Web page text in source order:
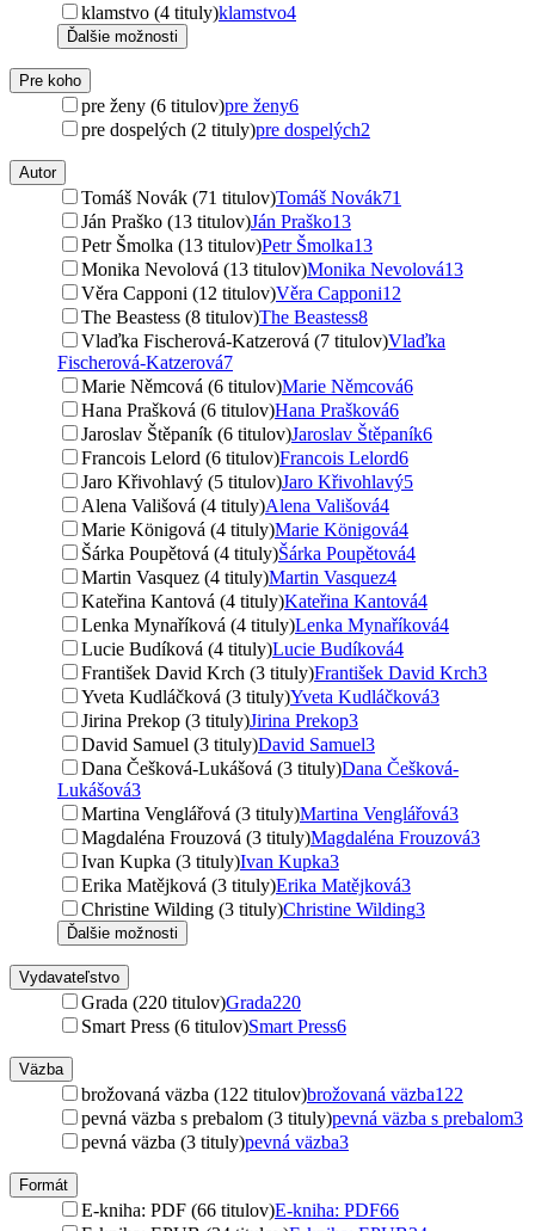
klamstvo (4 tituly)klamstvo4
Ďalšie možnosti
Pre koho
pre ženy (6 titulov)pre ženy6
pre dospelých (2 tituly)pre dospelých2
Autor
Tomáš Novák (71 titulov)Tomáš Novák71
Ján Praško (13 titulov)Ján Praško13
Petr Šmolka (13 titulov)Petr Šmolka13
Monika Nevolová (13 titulov)Monika Nevolová13
Věra Capponi (12 titulov)Věra Capponi12
The Beastess (8 titulov)The Beastess8
Vlaďka Fischerová-Katzerová (7 titulov)Vlaďka
Fischerová-Katzerová7
Marie Němcová (6 titulov)Marie Němcová6
Hana Prašková (6 titulov)Hana Prašková6
Jaroslav Štěpaník (6 titulov)Jaroslav Štěpaník6
Francois Lelord (6 titulov)Francois Lelord6
Jaro Křivohlavý (5 titulov)Jaro Křivohlavý5
Alena Vališová (4 tituly)Alena Vališová4
Marie Königová (4 tituly)Marie Königová4
Šárka Poupětová (4 tituly)Šárka Poupětová4
Martin Vasquez (4 tituly)Martin Vasquez4
Kateřina Kantová (4 tituly)Kateřina Kantová4
Lenka Mynaříková (4 tituly)Lenka Mynaříková4
Lucie Budíková (4 tituly)Lucie Budíková4
František David Krch (3 tituly)František David Krch3
Yveta Kudláčková (3 tituly)Yveta Kudláčková3
Jirina Prekop (3 tituly)Jirina Prekop3
David Samuel (3 tituly)David Samuel3
Dana Češková-Lukášová (3 tituly)Dana Češková-
Lukášová3
Martina Venglářová (3 tituly)Martina Venglářová3
Magdaléna Frouzová (3 tituly)Magdaléna Frouzová3
Ivan Kupka (3 tituly)Ivan Kupka3
Erika Matějková (3 tituly)Erika Matějková3
Christine Wilding (3 tituly)Christine Wilding3
Ďalšie možnosti
Vydavateľstvo
Grada (220 titulov)Grada220
Smart Press (6 titulov)Smart Press6
Väzba
brožovaná väzba (122 titulov)brožovaná väzba122
pevná väzba s prebalom (3 tituly)pevná väzba s prebalom3
pevná väzba (3 tituly)pevná väzba3
Formát
E-kniha: PDF (66 titulov)E-kniha: PDF66